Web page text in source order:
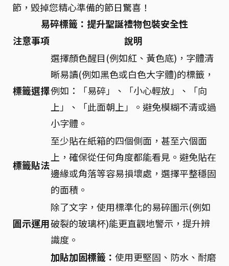
節，毀掉您精心準備的節日驚喜！
易碎標籤：提升聖誕禮物包裝安全性
注意事項
說明
標籤選擇
選擇顏色醒目(例如紅、黃色底)，字體清
晰易讀(例如黑色或白色大字體)的標籤，
例如：「易碎」、「小心輕放」、「向
上」、「此面朝上」。避免模糊不清或過
小字體。
標籤貼法
至少貼在紙箱的四個側面，甚至六個面
上，確保從任何角度都能看見。避免貼在
邊緣或角落等容易損壞處，選擇平整穩固
的面積。
圖示運用
除了文字，使用標準化的易碎圖示(例如
破裂的玻璃杯)能更直觀地警示，提升辨
識度。
加貼加固標籤： 使用更堅固、防水、耐磨